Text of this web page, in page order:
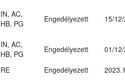
IN, AC,
HB, PG
Engedélyezett 15/
IN, AC,
HB, PG
Engedélyezett
01/
RE Engedélyezett